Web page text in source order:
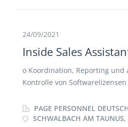
Liefertermine - Mitarbeit bei
Optimierung der Bestell- und
Annahme und Bearbeitung
Rücksendungen
24/09/2021
Inside Sales
o Koordination, Reporting und
Kontrolle von
Optimierung des Lizenzen-
Analyse und Aufbereitung von
PAGE PERSONNEL
SCHWALBACH AM